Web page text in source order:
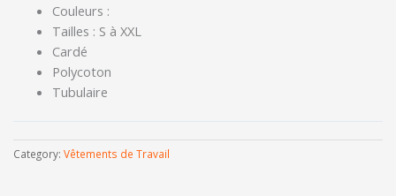
Couleurs :
Tailles : S à XXL
Cardé
Polycoton
Tubulaire
Category: Vêtements de Travail